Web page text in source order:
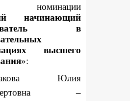
номинации
начинающий
в
высшего
»:
Юлия
–